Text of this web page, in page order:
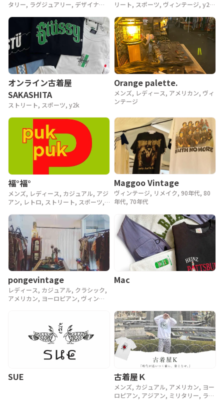
タリー, ラグジュアリー, デザイナー,
80年代, 70年代, 60年代, 50年代, 40
リート, スポーツ, ヴィンテージ, y2k,
オンライン古着屋
SAKASHITA
ストリート, スポーツ, y2k
Orange palette.
メンズ, レディース, アメリカン, ヴィ
ンテージ
福°福°
メンズ, レディース, カジュアル, アジ
アン, レトロ, ストリート, スポーツ,
Maggoo Vintage
ヴィンテージ, リメイク, 90年代, 80
年代, 70年代
pongevintage
レディース, カジュアル, クラシック,
アメリカン, ヨーロピアン, ヴィンテ
Mac
SUE 古着屋Ｋ
メンズ, カジュアル, アメリカン, ヨー
ロピアン, アジアン, ミリタリー, ラグ